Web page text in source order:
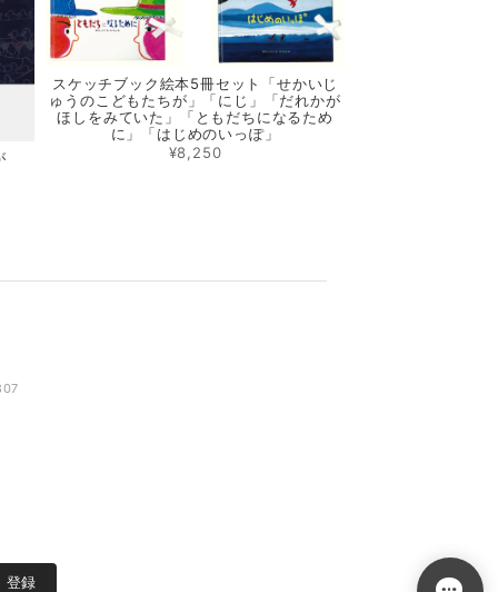
スケッチブック絵本5冊セット「せかいじ
ゅうのこどもたちが」「にじ」「だれかが
ほしをみていた」「ともだちになるため
に」「はじめのいっぽ」
¥8,250
登録